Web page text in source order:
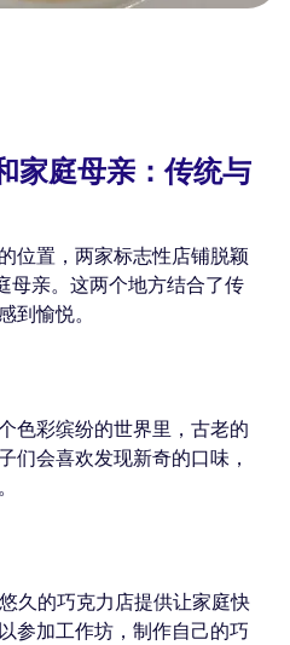
家庭母亲：传统与
位置，两家标志性店铺脱颖
母亲。这两个地方结合了传
到愉悦。
色彩缤纷的世界里，古老的
们会喜欢发现新奇的口味，
久的巧克力店提供让家庭快
参加工作坊，制作自己的巧